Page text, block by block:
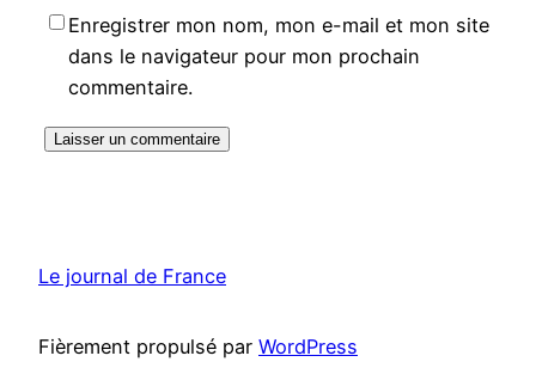
Enregistrer mon nom, mon e-mail et mon site
dans le navigateur pour mon prochain
commentaire.
Le journal de France
Fièrement propulsé par WordPress